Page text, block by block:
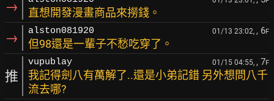
→ 直想開發漫畫商品來撈錢。
→ alston081920 01/13 23:02, , 6F
但98還是一輩子不愁吃穿了。
推
vupublay 01/15 04:55, , 7F
我記得劍八有萬解了..還是小弟記錯 另外想問八千
流去哪?